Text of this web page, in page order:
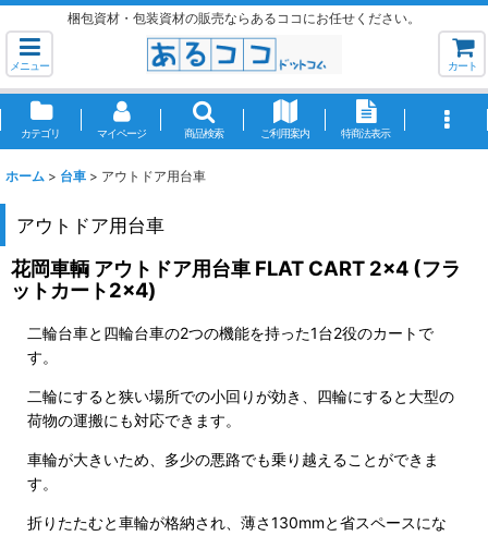
梱包資材・包装資材の販売ならあるココにお任せください。
メニュー カート
カテゴリ マイページ 商品検索 ご利用案内 特商法表示
ホーム > 台車 > アウトドア用台車
アウトドア用台車
花岡車輌 アウトドア用台車 FLAT CART 2×4 (フラ
ットカート2×4)
二輪台車と四輪台車の2つの機能を持った1台2役のカートで
す。
二輪にすると狭い場所での小回りが効き、四輪にすると大型の
荷物の運搬にも対応できます。
車輪が大きいため、多少の悪路でも乗り越えることができま
す。
折りたたむと車輪が格納され、薄さ130mmと省スペースにな